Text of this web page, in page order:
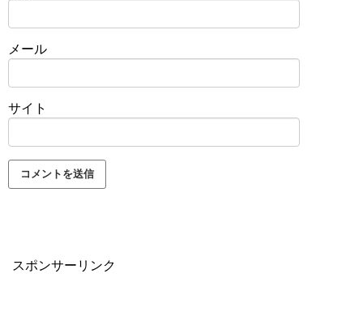
メール
サイト
スポンサーリンク